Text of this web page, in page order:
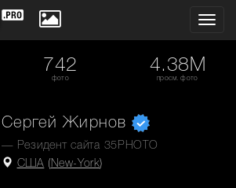
742
фото
4.38M
просм. фото
Сергей Жирнов
— Резидент сайта 35PHOTO
США ( New-York)